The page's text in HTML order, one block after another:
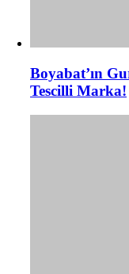
Boyabat’ın
Tescilli Marka!